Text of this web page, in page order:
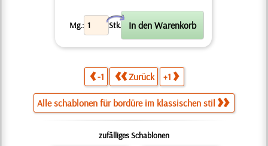
Mg.: Stk.
X
-1 Zurück +1
Alle schablonen für bordüre im klassischen stil
zufälliges Schablonen